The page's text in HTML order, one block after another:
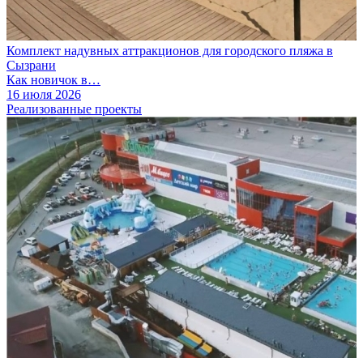
Комплект надувных аттракционов для городского пляжа в
Сызрани
Как новичок в…
16 июля 2026
Реализованные проекты